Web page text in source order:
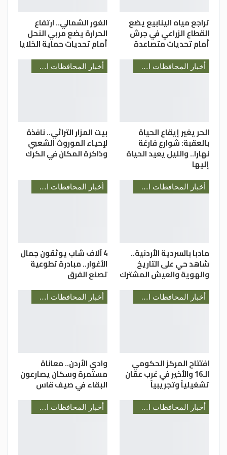
تراجع مياه الينابيع يضع
القطاع الزراعي في جرش
أمام تحديات متصاعدة
الغور الشمالي.. ارتفاع
الحرارة يضع مربي النحل
أمام تحديات حماية الخلايا
أخبار المحافظات الأردنية
الحر يغير إيقاع الحياة
بالعقبة: شوارع فارغة
نهارا.. والليل يعيد الحياة
إليها
أخبار المحافظات الأردنية
بيت المزار التراثي.. نافذة
لإحياء الموروث الشعبي
وذاكرة المكان في الكرك
أخبار المحافظات الأردنية
مادبا بالسردية الأردنية..
شاهد حي على التاريخ
والهوية والعيش المشترك
أخبار المحافظات الأردنية
4 آلاف شاب يوثقون جمال
الأغوار.. مبادرة تطوعية
تصنع الفرق
أخبار المحافظات الأردنية
افتتاح المركز الحكومي
الـ16 والأخير في غرب عمّان
تشغيلياً وتجريبياً
أخبار المحافظات الأردنية
وادي الأردن.. معاناة
مستمرة وسكان يصارعون
البقاء في صيف قاس
أخبار المحافظات الأردنية أخبار المحافظات الأردنية